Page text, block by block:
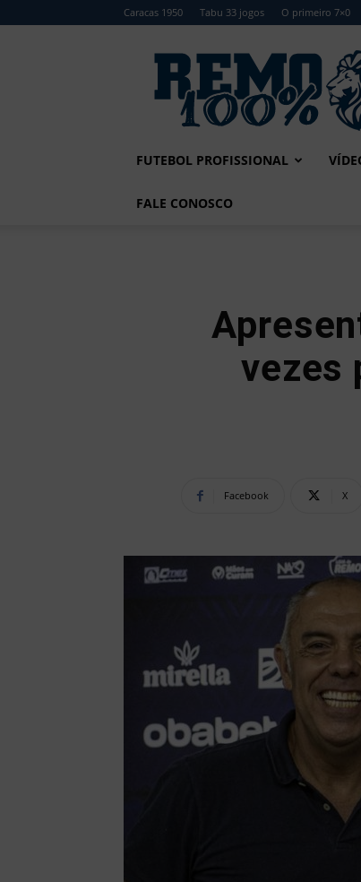
Caracas 1950 Tabu 33 jogos O primeiro 7×0
Remo
FUTEBOL PROFISSIONAL
FALE CONOSCO
vezes
Facebook X